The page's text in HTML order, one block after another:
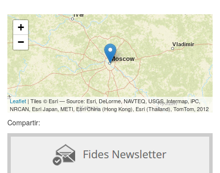
+
−
Leaflet | Tiles © Esri — Source: Esri, DeLorme, NAVTEQ, USGS, Intermap, iPC,
NRCAN, Esri Japan, METI, Esri China (Hong Kong), Esri (Thailand), TomTom, 2012
Compartir: